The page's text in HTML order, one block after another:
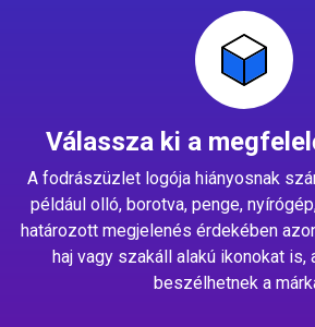
Válassza ki a
A fodrászüzlet logója hiányosnak
például olló, borotva, penge,
határozott megjelenés érdekében
haj vagy szakáll alakú ikonokat is,
beszélhetnek a